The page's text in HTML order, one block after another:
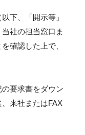
下、「開示等」
社の担当窓口ま
確認した上で、
要求書をダウン
来社またはFAX